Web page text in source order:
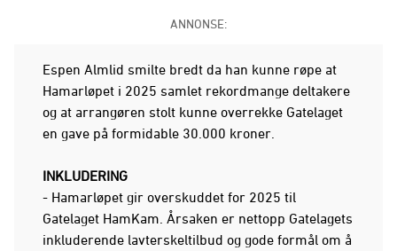
ANNONSE:
Espen Almlid smilte bredt da han kunne røpe at
Hamarløpet i 2025 samlet rekordmange deltakere
og at arrangøren stolt kunne overrekke Gatelaget
en gave på formidable 30.000 kroner.
INKLUDERING
- Hamarløpet gir overskuddet for 2025 til
Gatelaget HamKam. Årsaken er nettopp Gatelagets
inkluderende lavterskeltilbud og gode formål om å